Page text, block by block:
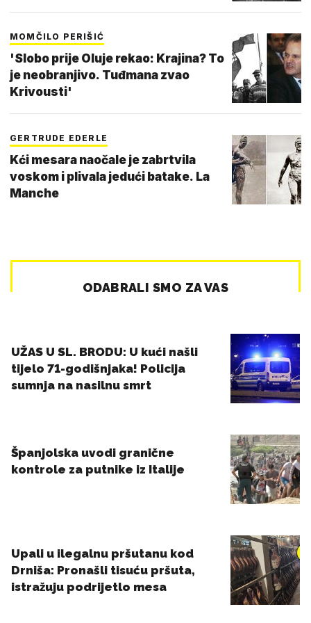
MOMČILO PERIŠIĆ
'Slobo prije Oluje rekao: Krajina? To
je neobranjivo. Tuđmana zvao
Krivousti'
GERTRUDE EDERLE
Kći mesara naočale je zabrtvila
voskom i plivala jedući batake. La
Manche